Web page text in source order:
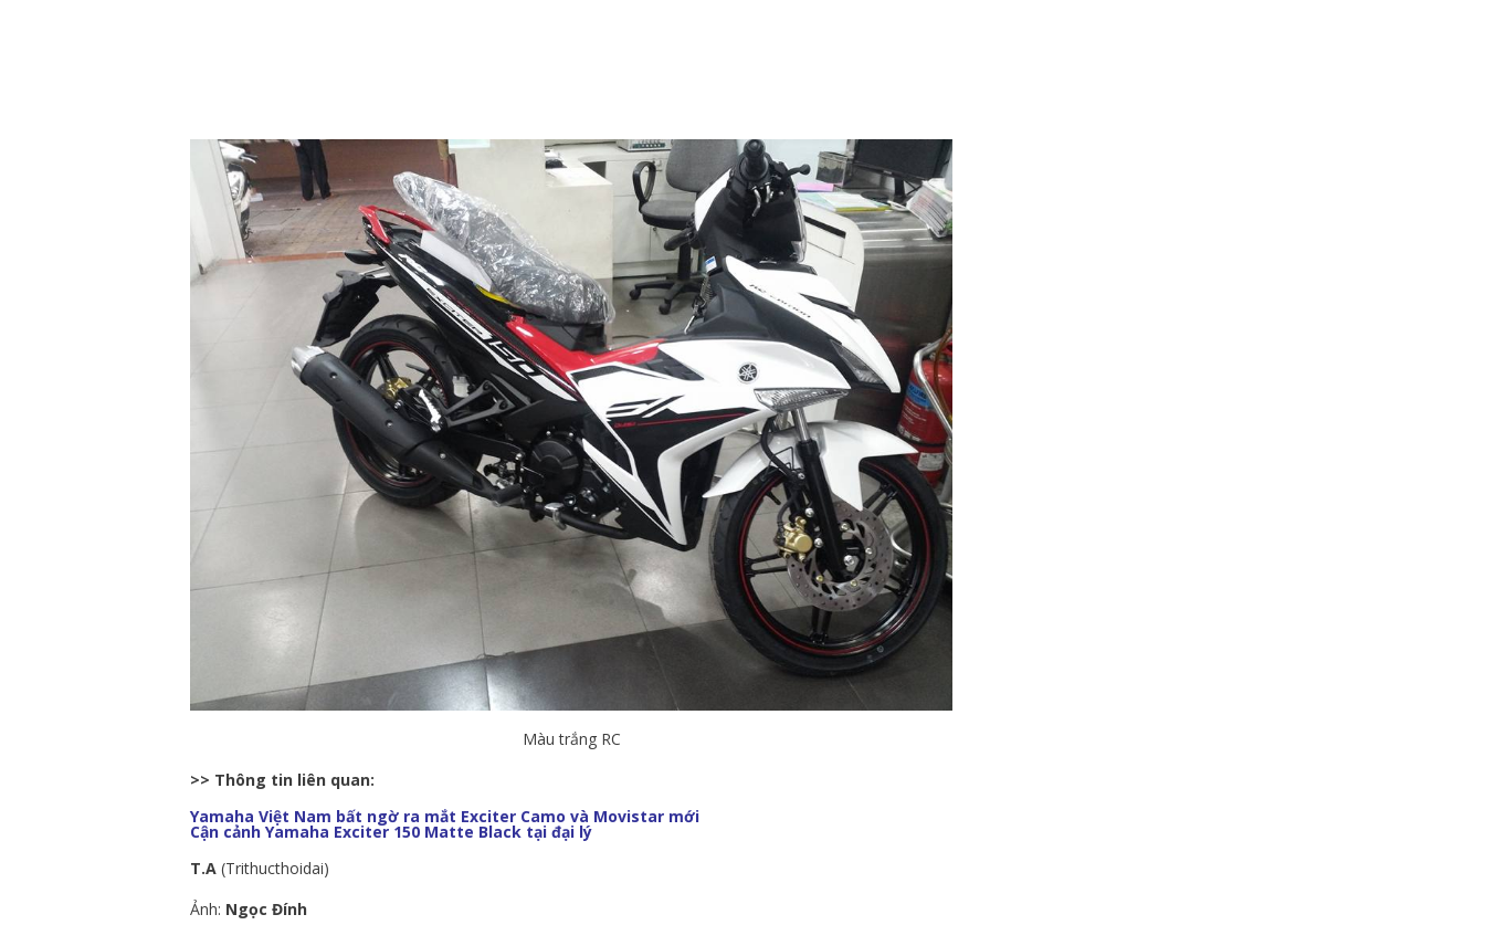
Màu trắng RC
>> Thông tin liên quan:
Yamaha Việt Nam bất ngờ ra mắt Exciter Camo và Movistar mới
Cận cảnh Yamaha Exciter 150 Matte Black tại đại lý
T.A (Trithucthoidai)
Ảnh: Ngọc Đính